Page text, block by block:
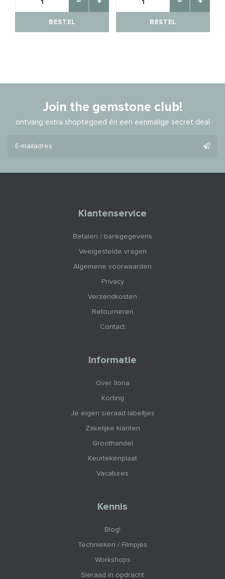
BESTEL BESTEL
Join the gemstone club!
ontvang extra shoptegoed én een eenmalige secret deal
Klantenservice
Betalen / bankgegevens
Veelgestelde vragen
Algemene voorwaarden
Privacy
Verzendkosten
Retourneren
Contact
Informatie
Over Ilona
Korting
Je eigen sieraad labeltjes
Zakelijke klanten
Groothandel
Keurtekenplaat
Vacatures
Kennis
Blog!
Technieken / Filmpjes
Workshops
Sieraad in opdracht